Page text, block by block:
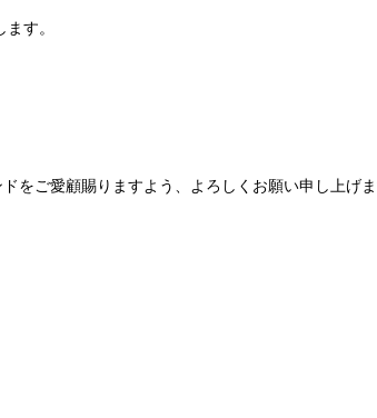
す。
をご愛顧賜りますよう、よろしくお願い申し上げま